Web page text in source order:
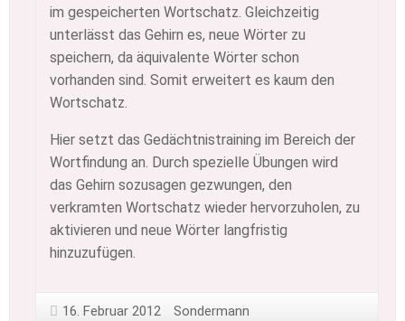
im gespeicherten Wortschatz. Gleichzeitig
unterlässt das Gehirn es, neue Wörter zu
speichern, da äquivalente Wörter schon
vorhanden sind. Somit erweitert es kaum den
Wortschatz.
Hier setzt das Gedächtnistraining im Bereich der
Wortfindung an. Durch spezielle Übungen wird
das Gehirn sozusagen gezwungen, den
verkramten Wortschatz wieder hervorzuholen, zu
aktivieren und neue Wörter langfristig
hinzuzufügen.
16. Februar 2012 Sondermann